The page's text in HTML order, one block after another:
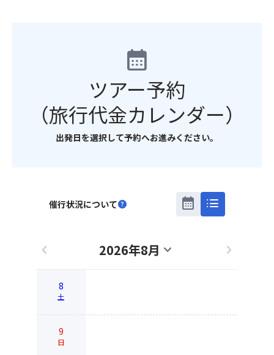
calendar_month
ツアー予約
（旅行代金カレンダー）
出発日を選択して予約へお進みください。
催行状況についてhelp calendar_month list
chevron_left 2026年8月 expand_more chevron_right
8
土
9
日